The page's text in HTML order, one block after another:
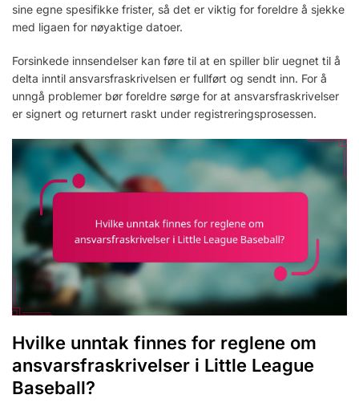
sine egne spesifikke frister, så det er viktig for foreldre å sjekke
med ligaen for nøyaktige datoer.
Forsinkede innsendelser kan føre til at en spiller blir uegnet til å
delta inntil ansvarsfraskrivelsen er fullført og sendt inn. For å
unngå problemer bør foreldre sørge for at ansvarsfraskrivelser
er signert og returnert raskt under registreringsprosessen.
Hvilke unntak finnes for reglene om
ansvarsfraskrivelser i Little League
Baseball?